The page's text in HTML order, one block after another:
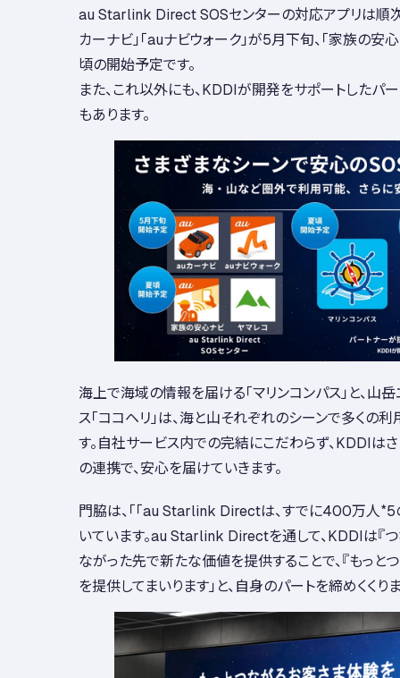
au Starlink Direct SOSセンターの対応アプリは順次
カーナビ」「auナビウォーク」が5月下旬、「家族の安
頃の開始予定です。
また、これ以外にも、KDDIが開発をサポートしたパ
もあります。
海上で海域の情報を届ける「マリンコンパス」と、山
ス「ココヘリ」は、海と山それぞれのシーンで多くの
す。自社サービス内での完結にこだわらず、KDDIは
の連携で、安心を届けていきます。
門脇は、「「au Starlink Directは、すでに400万人*5
いています。au Starlink Directを通して、KDDIは『つ
ながった先で新たな価値を提供することで、『もっと
を提供してまいります」と、自身のパートを締めくくり